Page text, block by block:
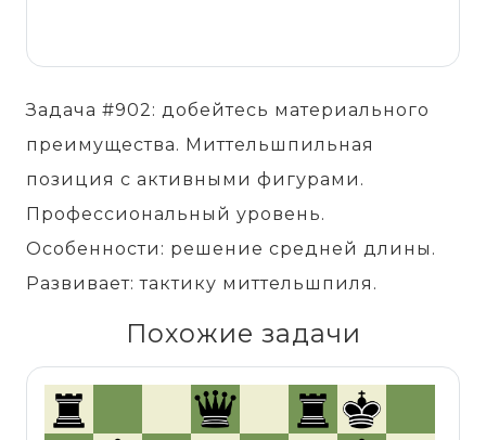
Задача #902: добейтесь материального
преимущества. Миттельшпильная
позиция с активными фигурами.
Профессиональный уровень.
Особенности: решение средней длины.
Развивает: тактику миттельшпиля.
Похожие задачи